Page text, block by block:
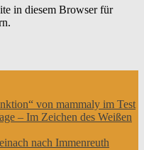
in diesem Browser für
von mammaly im Test
– Im Zeichen des Weißen
nach Immenreuth